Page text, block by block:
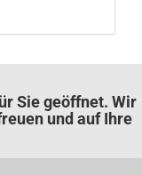
Sie geöffnet. Wir
und auf Ihre